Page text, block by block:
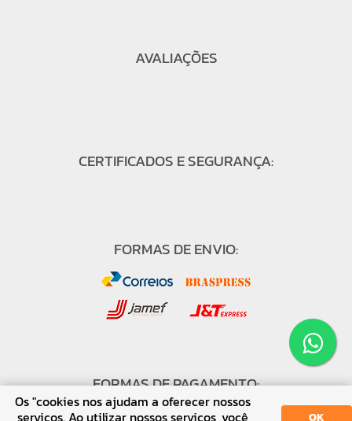
AVALIAÇÕES
CERTIFICADOS E SEGURANÇA:
FORMAS DE ENVIO:
FORMAS DE PAGAMENTO:
Os "cookies nos ajudam a oferecer nossos
serviços. Ao utilizar nossos serviços, você
OK